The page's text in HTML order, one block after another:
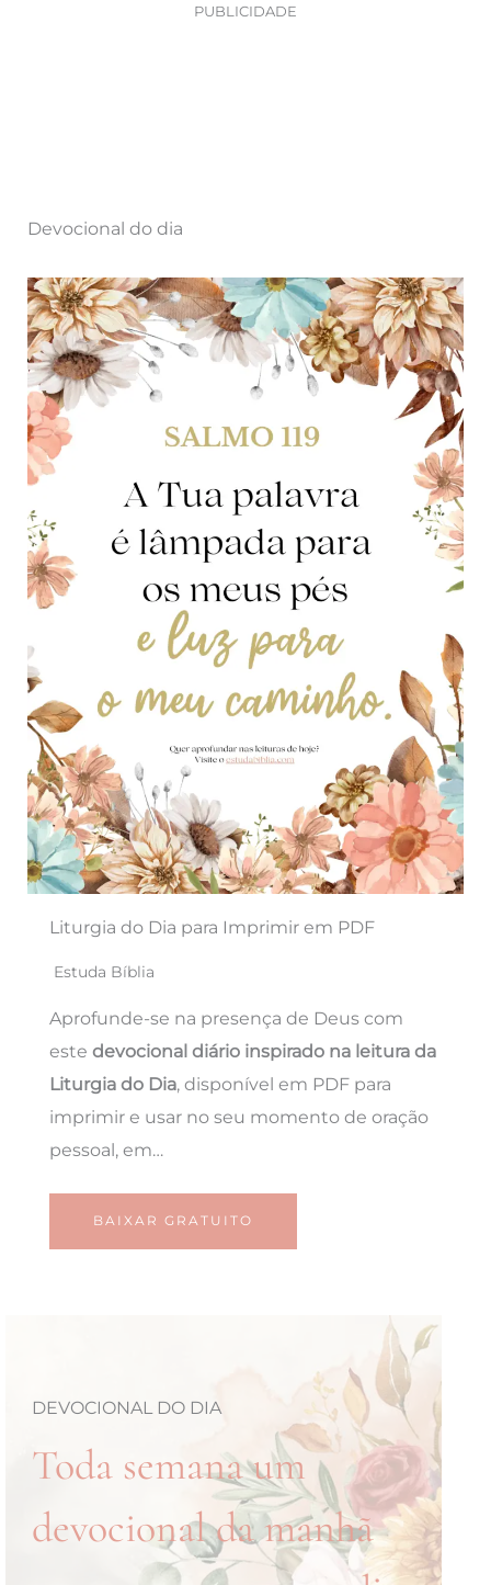
PUBLICIDADE
Devocional do dia
Liturgia do Dia para Imprimir em PDF
Estuda Bíblia
Aprofunde-se na presença de Deus com
estedevocional diário inspirado na leitura da
Liturgia do Dia, disponível em PDF para
imprimir e usar no seu momento de oração
pessoal, em…
BAIXAR GRATUITO
DEVOCIONAL DO DIA
Toda semana um
devocional da manhã